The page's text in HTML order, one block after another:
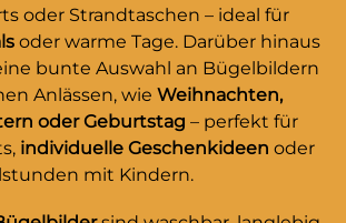
oder Strandtaschen – ideal für
oder warme Tage. Darüber hinaus
bunte Auswahl an Bügelbildern
Anlässen, wie Weihnachten,
oder Geburtstag – perfekt für
individuelle Geschenkideen oder
mit Kindern.